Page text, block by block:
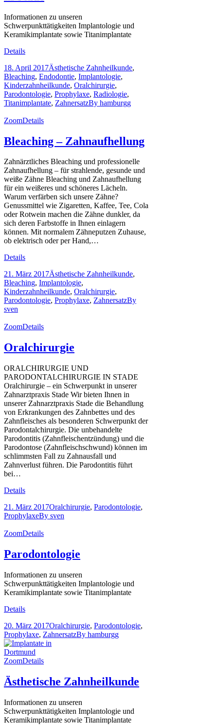
Informationen zu unseren
Schwerpunkttätigkeiten Implantologie und
Keramikimplantate sowie Titanimplantate
Details
18. April 2017Ästhetische Zahnheilkunde,
Bleaching, Endodontie, Implantologie,
Kinderzahnheilkunde, Oralchirurgie,
Parodontologie, Prophylaxe, Radiologie,
Titanimplantate, ZahnersatzBy hamburgg
ZoomDetails
Bleaching – Zahnaufhellung
Zahnärztliches Bleaching und professionelle
Zahnaufhellung – für strahlende, gesunde und
weiße Zähne Bleaching und Zahnaufhellung
für ein weißeres und schöneres Lächeln.
Warum verfärben sich unsere Zähne?
Genussmittel wie Zigaretten, Kaffee, Tee, Cola
oder Rotwein machen die Zähne dunkler, da
sich deren Farbstoffe in Ihnen einlagern
können. Mit normalem Zähneputzen Zuhause,
ob elektrisch oder per Hand,…
Details
21. März 2017Ästhetische Zahnheilkunde,
Bleaching, Implantologie,
Kinderzahnheilkunde, Oralchirurgie,
Parodontologie, Prophylaxe, ZahnersatzBy
sven
ZoomDetails
Oralchirurgie
ORALCHIRURGIE UND
PARODONTALCHIRURGIE IN STADE
Oralchirurgie – ein Schwerpunkt in unserer
Zahnarztpraxis Stade Wir bieten Ihnen in
unserer Zahnarztpraxis Stade die Behandlung
von Erkrankungen des Zahnbettes und des
Zahnfleisches als besonderen Schwerpunkt der
Parodontalchirurgie. Die unbehandelte
Parodontitis (Zahnfleischentzündung) und die
Parodontose (Zahnfleischschwund) können im
schlimmsten Fall zu Zahnausfall und
Zahnverlust führen. Die Parodontitis führt
bei…
Details
21. März 2017Oralchirurgie, Parodontologie,
ProphylaxeBy sven
ZoomDetails
Parodontologie
Informationen zu unseren
Schwerpunkttätigkeiten Implantologie und
Keramikimplantate sowie Titanimplantate
Details
20. März 2017Oralchirurgie, Parodontologie,
Prophylaxe, ZahnersatzBy hamburgg
ZoomDetails
Ästhetische Zahnheilkunde
Informationen zu unseren
Schwerpunkttätigkeiten Implantologie und
Keramikimplantate sowie Titanimplantate